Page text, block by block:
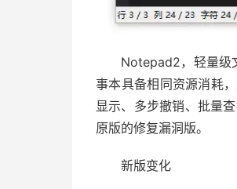
Notepad2，轻量级
事本具备相同资源消耗
显示、多步撤销、批量
原版的修复漏洞版。
新版变化